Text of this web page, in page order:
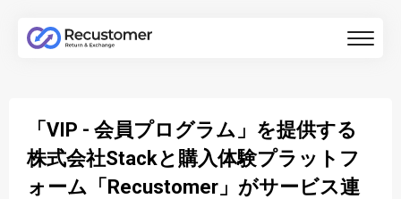
「VIP - 会員プログラム」を提供する
株式会社Stackと購入体験プラットフ
ォーム「Recustomer」がサービス連